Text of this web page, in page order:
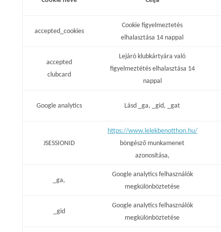
accepted_cookies
Cookie figyelmeztetés
elhalasztása 14 nappal
accepted
clubcard
Lejáró klubkártyára való
figyelmeztétés elhalasztása 14
nappal
Google analytics Lásd _ga, _gid, _gat
JSESSIONID
https://www.lelekbenotthon.hu/
böngésző munkamenet
azonosítása,
_ga,
Google analytics felhasználók
megkülönböztetése
_gid
Google analytics felhasználók
megkülönböztetése